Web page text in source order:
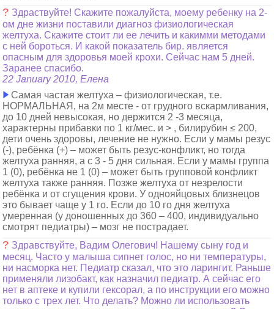
? Здраствуйте! Скажите пожалуйста, моему ребенку на 2-
ом дне жизни поставили диагноз физиологическая
желтуха. Скажите стоит ли ее лечить и какимми методами
с ней бороться. И какой показатель бир. является
опасным для здоровья моей крохи. Сейчас нам 5 дней.
Заранее спасибо.
22 January 2010, Елена
Самая частая желтуха – физиологическая, т.е.
НОРМАЛЬНАЯ, на 2м месте - от грудного вскармливания,
до 10 дней невысокая, но держится 2 -3 месяца,
характерны прибавки по 1 кг/мес. и > , билирубин ≤ 200,
дети очень здоровы, лечение не нужно. Если у мамы резус
(-), ребёнка (+) – может быть резус-конфликт, но тогда
желтуха ранняя, а с 3 - 5 дня сильная. Если у мамы группа
1 (0), ребёнка не 1 (0) – может быть групповой конфликт
желтуха также ранняя. Позже желтуха от незрелости
ребёнка и от сгущения крови. У однояйцовых близнецов
это бывает чаще у 1 го. Если до 10 го дня желтуха
умеренная (у доношенных до 360 – 400, индивидуально
смотрят педиатры) – мозг не пострадает.
? Здравствуйте, Вадим Олегович! Нашему сыну год и
месяц. Часто у малыша сипнет голос, но ни температуры,
ни насморка нет. Педиатр сказал, что это ларингит. Раньше
применяли лизобакт, как назначил педиатр. А сейчас его
нет в аптеке и купили гексорал, а по инструкции его можно
только с трех лет. Что делать? Можно ли использовать